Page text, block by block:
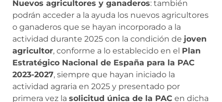
Nuevos agricultores y ganaderos: también
podrán acceder a la ayuda los nuevos agricultores
o ganaderos que se hayan incorporado a la
actividad durante 2025 con la condición de joven
agricultor, conforme a lo establecido en el Plan
Estratégico Nacional de España para la PAC
2023-2027, siempre que hayan iniciado la
actividad agraria en 2025 y presentado por
primera vez la solicitud única de la PAC en dicha